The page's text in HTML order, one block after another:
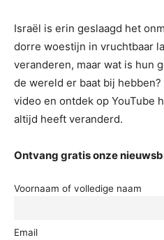
Israël is erin geslaagd het
dorre woestijn in vruchtbaar
veranderen, maar wat is hun
de wereld er baat bij
video en ontdek op YouTube
altijd heeft veranderd.
Ontvang gratis onze
Voornaam of volledige naam
Email